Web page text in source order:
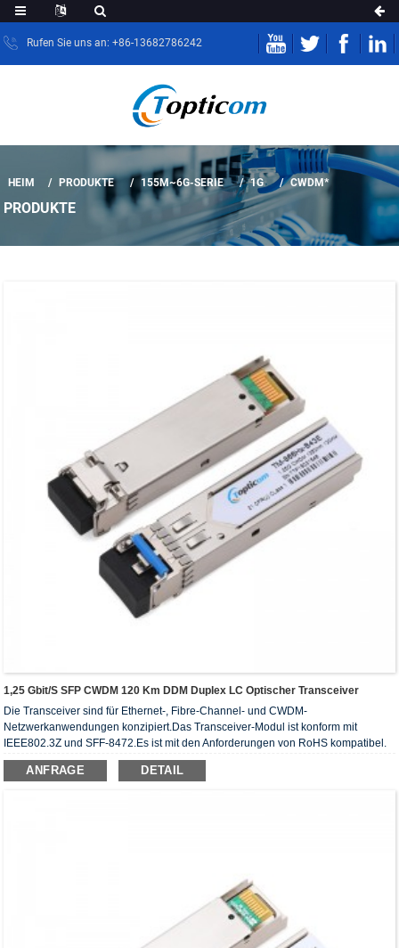
Rufen Sie uns an: +86-13682786242
HEIM PRODUKTE 155M~6G-SERIE 1G CWDM*
PRODUKTE
1,25 Gbit/s SFP CWDM 120 Km DDM Duplex LC Optischer Transceiver
Die Transceiver sind für Ethernet-, Fibre-Channel- und CWDM-
Netzwerkanwendungen konzipiert.Das Transceiver-Modul ist konform mit
IEEE802.3Z und SFF-8472.Es ist mit den Anforderungen von RoHS kompatibel.
ANFRAGE DETAIL